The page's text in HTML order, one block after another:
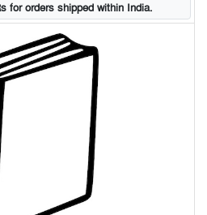
for orders shipped within India.